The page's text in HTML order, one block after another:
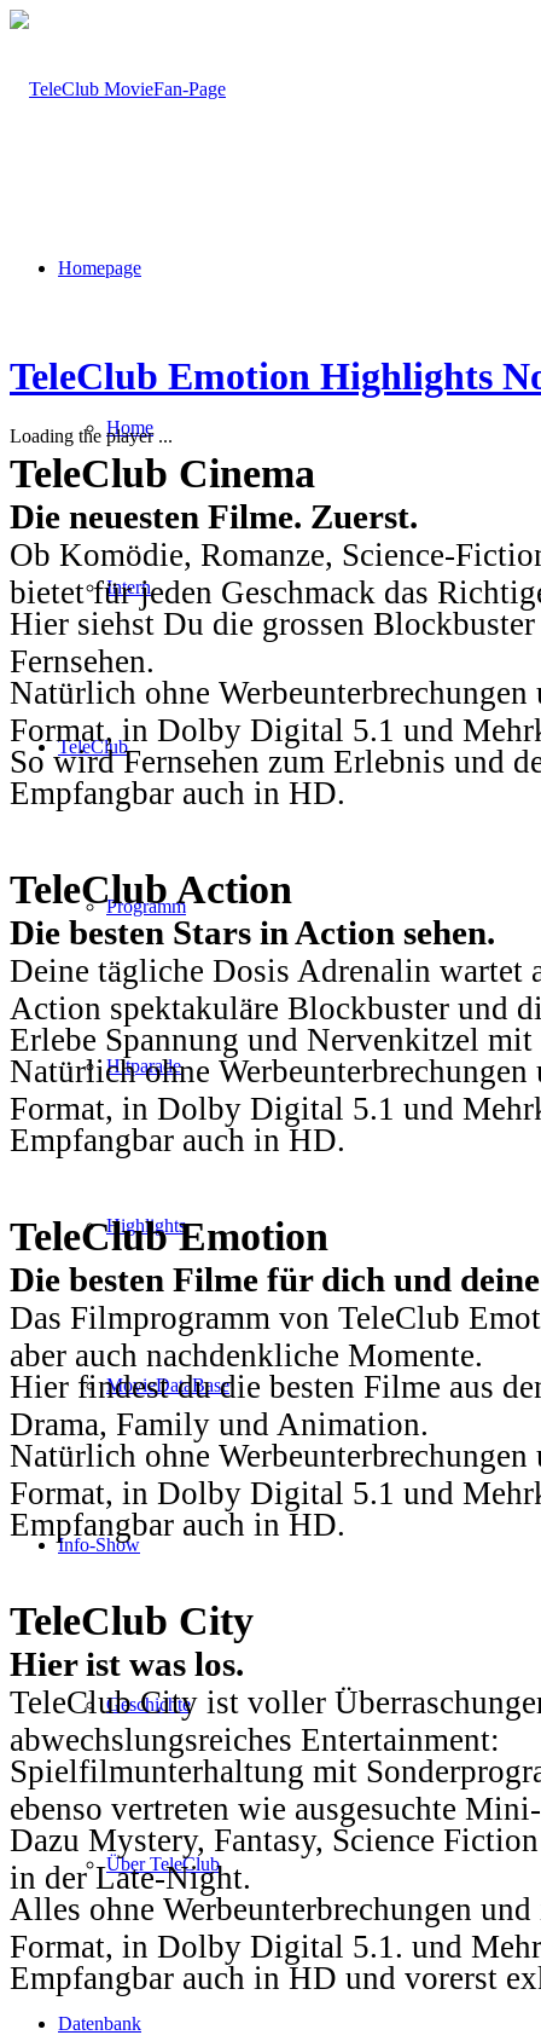
Homepage
Home
Intern
TeleClub
Programm
Hitparade
Highlights
MovieDataBase
Info-Show
Geschichte
Über TeleClub
Datenbank
TeleClub Emotion Highlights
Loading the player ...
TeleClub Cinema
Die neuesten Filme. Zuerst.
Ob Komödie, Romanze, Science-
bietet für jeden Geschmack das
Hier siehst Du die grossen
Fernsehen.
Natürlich ohne
Format, in Dolby Digital 5.1 und
So wird Fernsehen zum Erlebnis und
Empfangbar auch in HD.
TeleClub Action
Die besten Stars in Action sehen.
Deine tägliche Dosis Adrenalin wartet
Action spektakuläre Blockbuster und
Erlebe Spannung und Nervenkitzel
Natürlich ohne
Format, in Dolby Digital 5.1 und
Empfangbar auch in HD.
TeleClub Emotion
Die besten Filme für dich und
Das Filmprogramm von TeleClub
aber auch nachdenkliche Momente.
Hier findest du die besten Filme aus
Drama, Family und Animation.
Natürlich ohne
Format, in Dolby Digital 5.1 und
Empfangbar auch in HD.
TeleClub City
Hier ist was los.
TeleClub City ist voller
abwechslungsreiches Entertainment:
Spielfilmunterhaltung mit
ebenso vertreten wie ausgesuchte
Dazu Mystery, Fantasy, Science
in der Late-Night.
Alles ohne Werbeunterbrechungen
Format, in Dolby Digital 5.1. und
Empfangbar auch in HD und vorerst